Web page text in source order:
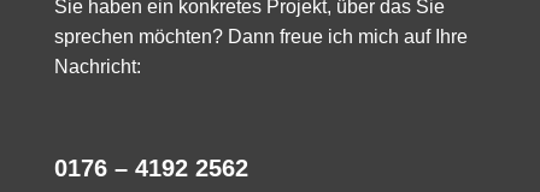
Sie haben ein konkretes Projekt, über das Sie
sprechen möchten? Dann freue ich mich auf Ihre
Nachricht:
0176 – 4192 2562